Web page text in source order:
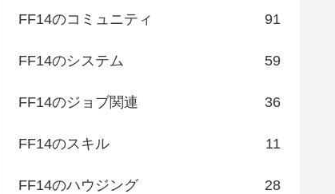
FF14のコミュニティ 91
FF14のシステム 59
FF14のジョブ関連 36
FF14のスキル 11
FF14のハウジング 28